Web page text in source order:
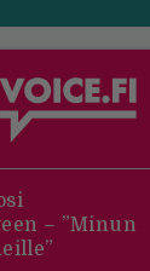
– ”Minun